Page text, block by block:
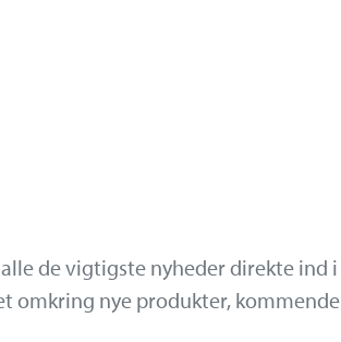
de vigtigste nyheder direkte ind i
omkring nye produkter, kommende